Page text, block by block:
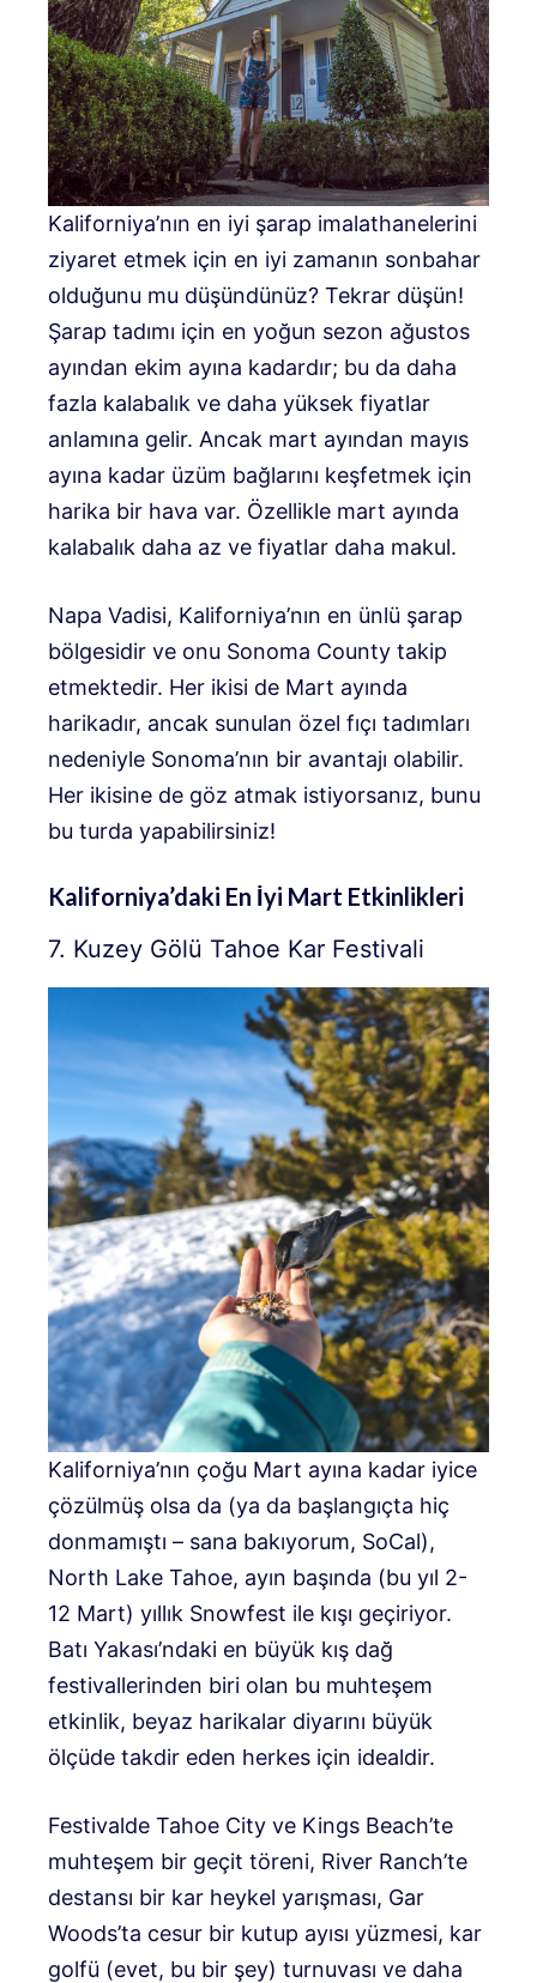
Kaliforniya’nın en iyi şarap imalathanelerini
ziyaret etmek için en iyi zamanın sonbahar
olduğunu mu düşündünüz? Tekrar düşün!
Şarap tadımı için en yoğun sezon ağustos
ayından ekim ayına kadardır; bu da daha
fazla kalabalık ve daha yüksek fiyatlar
anlamına gelir. Ancak mart ayından mayıs
ayına kadar üzüm bağlarını keşfetmek için
harika bir hava var. Özellikle mart ayında
kalabalık daha az ve fiyatlar daha makul.
Napa Vadisi, Kaliforniya’nın en ünlü şarap
bölgesidir ve onu Sonoma County takip
etmektedir. Her ikisi de Mart ayında
harikadır, ancak sunulan özel fıçı tadımları
nedeniyle Sonoma’nın bir avantajı olabilir.
Her ikisine de göz atmak istiyorsanız, bunu
bu turda yapabilirsiniz!
Kaliforniya’daki En İyi Mart Etkinlikleri
7. Kuzey Gölü Tahoe Kar Festivali
Kaliforniya’nın çoğu Mart ayına kadar iyice
çözülmüş olsa da (ya da başlangıçta hiç
donmamıştı – sana bakıyorum, SoCal),
North Lake Tahoe, ayın başında (bu yıl 2-
12 Mart) yıllık Snowfest ile kışı geçiriyor.
Batı Yakası’ndaki en büyük kış dağ
festivallerinden biri olan bu muhteşem
etkinlik, beyaz harikalar diyarını büyük
ölçüde takdir eden herkes için idealdir.
Festivalde Tahoe City ve Kings Beach’te
muhteşem bir geçit töreni, River Ranch’te
destansı bir kar heykel yarışması, Gar
Woods’ta cesur bir kutup ayısı yüzmesi, kar
golfü (evet, bu bir şey) turnuvası ve daha